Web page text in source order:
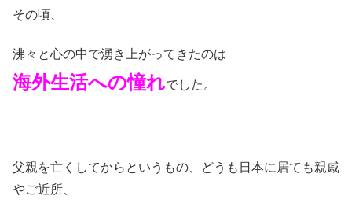
その頃、
沸々と心の中で湧き上がってきたのは
海外生活への憧れでした。
父親を亡くしてからというもの、どうも日本に居ても親戚
やご近所、